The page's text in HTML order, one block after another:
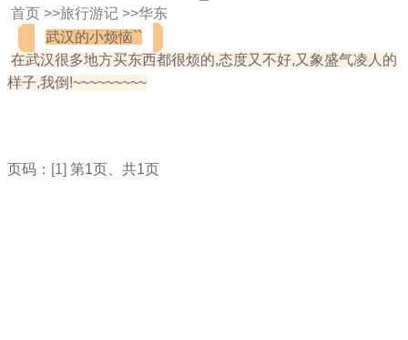
首页 >>旅行游记 >>华东
武汉的小烦恼``
在武汉很多地方买东西都很烦的,态度又不好,又象盛气凌人的
样子,我倒!~~~~~~~~~
页码： [1] 第1页、共1页